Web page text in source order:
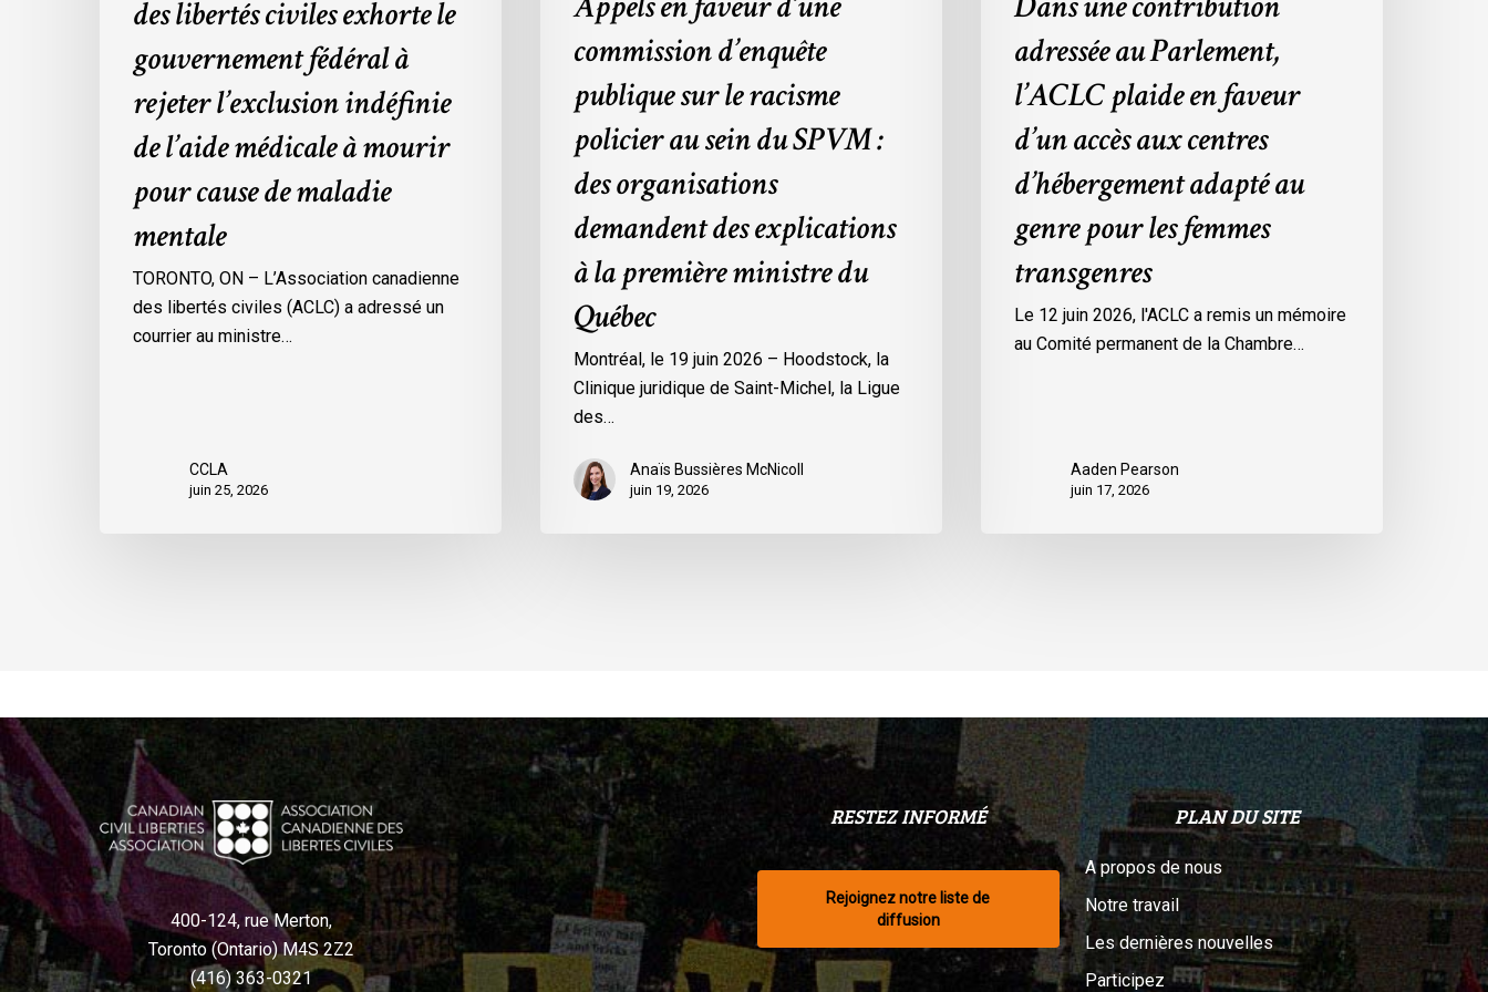
l’aide
médicale
mourir
maladie
des libertés civiles exhorte le
gouvernement fédéral à
rejeter l’exclusion indéfinie
de l’aide médicale à mourir
pour cause de maladie
mentale
TORONTO, ON – L’Association canadienne
des libertés civiles (ACLC) a adressé un
courrier au ministre…
CCLA
juin 25, 2026
organisations
demandent
explications
première
ministre
Québec
commission d’enquête
publique sur le racisme
policier au sein du SPVM :
des organisations
demandent des explications
à la première ministre du
Québec
Montréal, le 19 juin 2026 – Hoodstock, la
Clinique juridique de Saint-Michel, la Ligue
des…
Anaïs Bussières McNicoll
juin 19, 2026
adapté
genre
femmes
transgenres
adressée au Parlement,
l’ACLC plaide en faveur
d’un accès aux centres
d’hébergement adapté au
genre pour les femmes
transgenres
Le 12 juin 2026, l'ACLC a remis un mémoire
au Comité permanent de la Chambre…
Aaden Pearson
juin 17, 2026
400-124, rue Merton,
Toronto (Ontario) M4S 2Z2
(416) 363-0321
RESTEZ INFORMÉ
Rejoignez notre liste de
diffusion
PLAN DU SITE
A propos de nous
Notre travail
Les dernières nouvelles
Participez